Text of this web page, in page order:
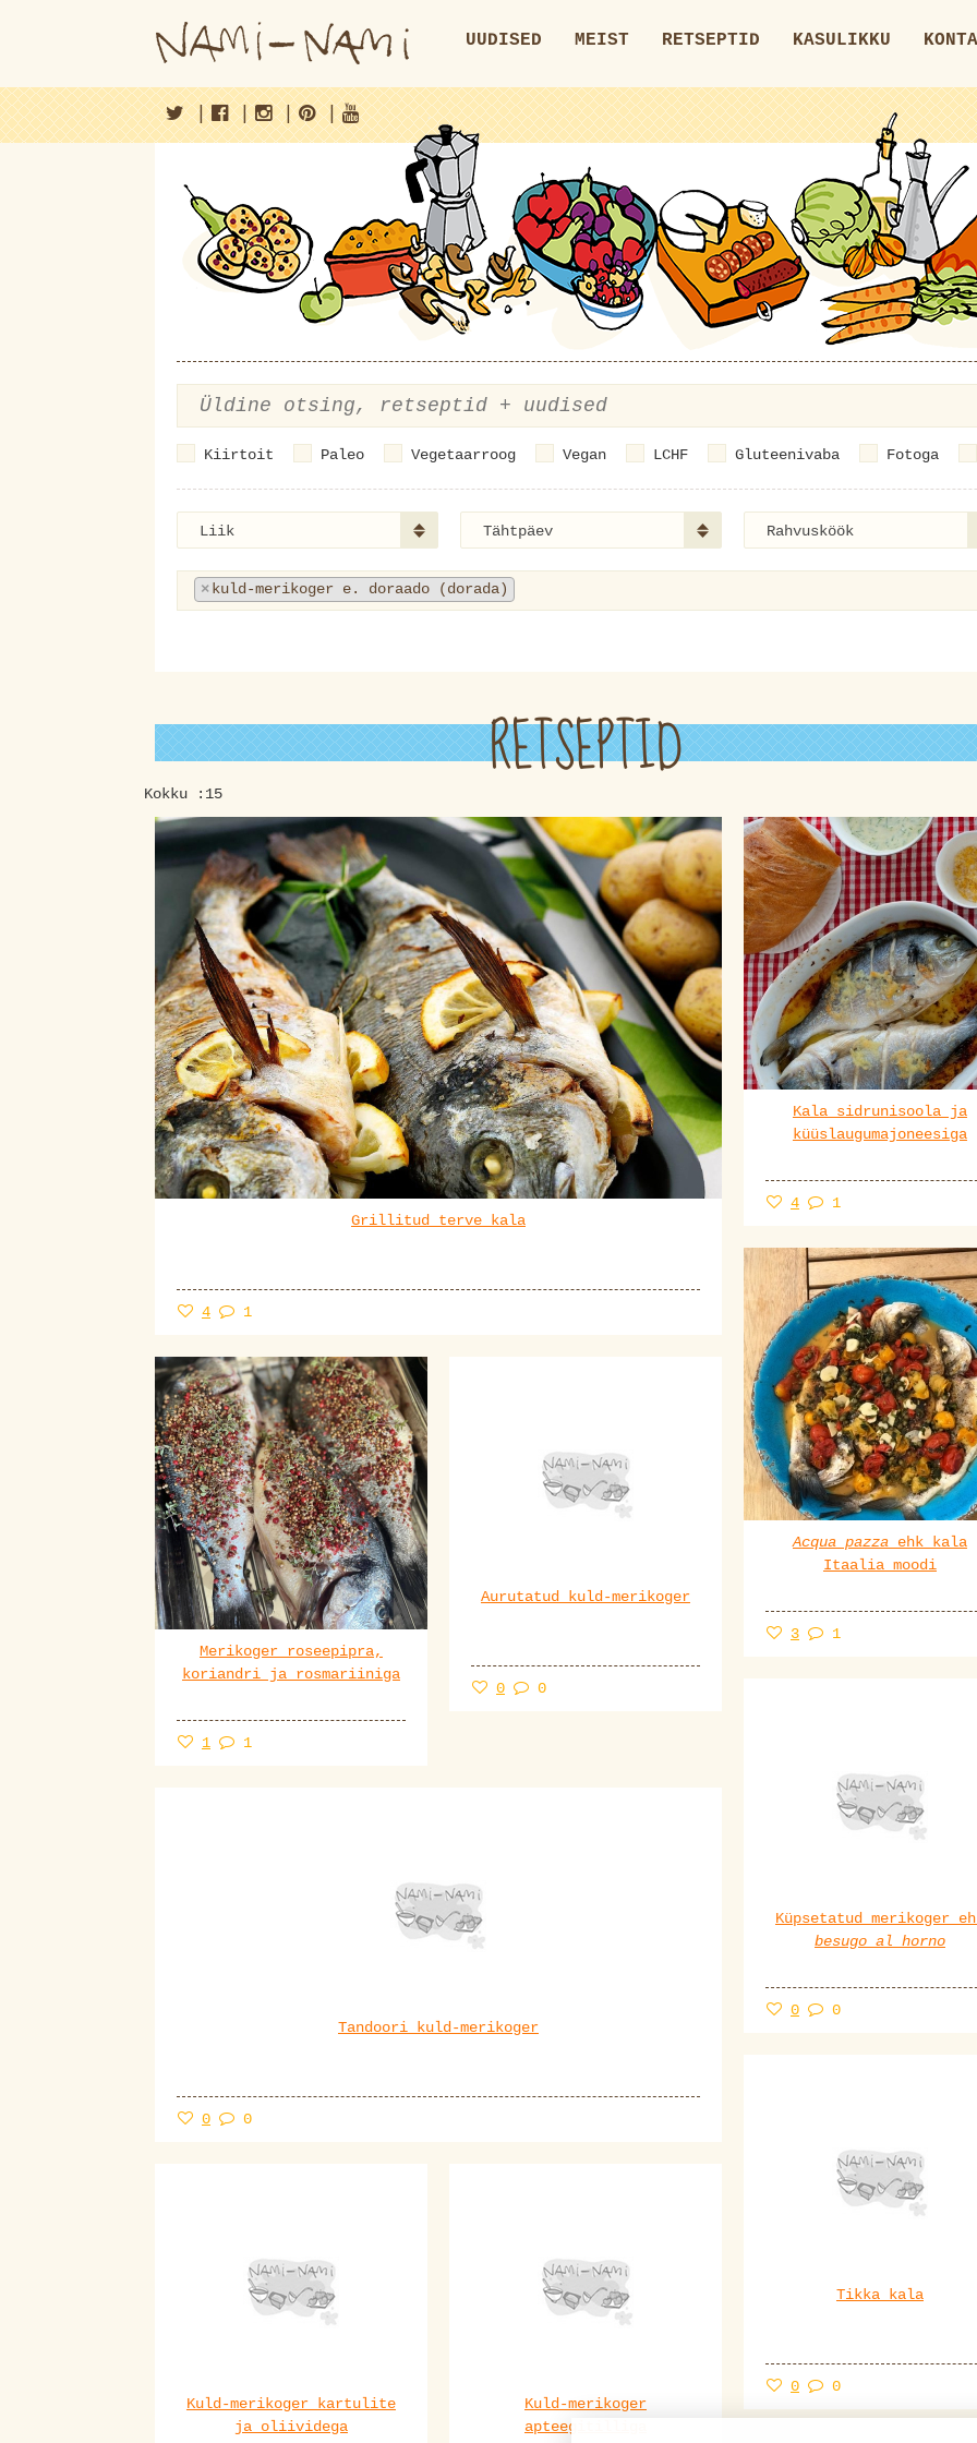
UUDISED MEIST RETSEPTID KASULIKKU
| | | |
Kiirtoit Paleo Vegetaarroog Vegan LCHF Gluteenivaba Fotoga
Liik Tähtpäev Rahvusköök
×kuld-merikoger e. doraado (dorada)
RETSEPTID
Kokku :15
Grillitud terve kala
4 1
Kala sidrunisoola ja
küüslaugumajoneesiga
4 1
Acqua pazzaehk kala
Itaalia moodi
3
1
Merikoger roseepipra,
koriandri ja rosmariiniga
1 1
Aurutatud kuld-merikoger
0 0
Küpsetatud merikoger
besugo al horno
0
0
Tandoori kuld-merikoger
0 0
Tikka kala
0
0
Kuld-merikoger kartulite
ja oliividega
Kuld-merikoger
apteegitilliga